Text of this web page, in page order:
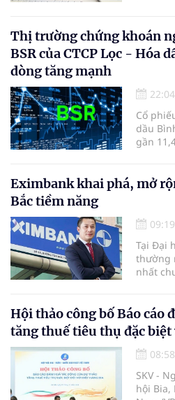
trợ
Thị trường chứng khoán
BSR của CTCP Lọc - Hóa
dòng tăng mạnh
22:04
Cổ
dầu
gần
Eximbank khai phá, mở
Bắc tiềm năng
09:19
Tại Đại
thường
nhất
Nội.
Hội thảo công bố Báo cáo
tăng thuế tiêu thụ đặc
08:58
SKV -
hội Bia,